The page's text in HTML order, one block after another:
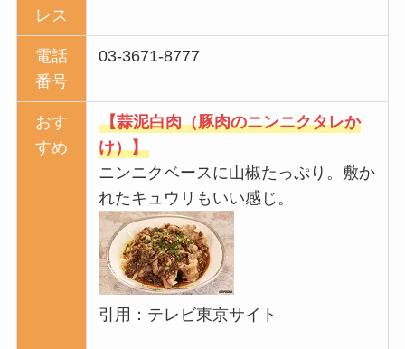
レス
電話
番号
03-3671-8777
おす
すめ
【蒜泥白肉（豚肉のニンニクタレか
け）】
ニンニクベースに山椒たっぷり。敷か
れたキュウリもいい感じ。
引用：テレビ東京サイト